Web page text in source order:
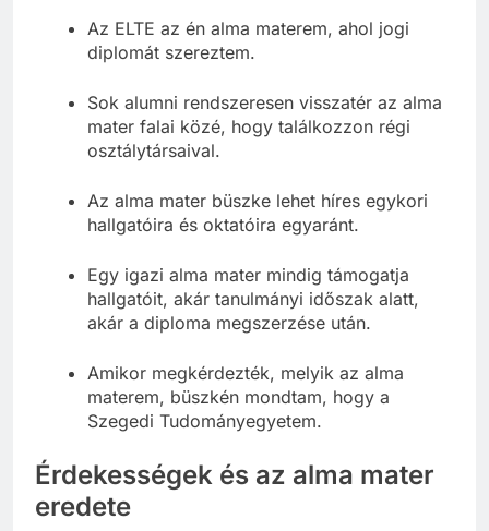
Az ELTE az én alma materem, ahol jogi
diplomát szereztem.
Sok alumni rendszeresen visszatér az alma
mater falai közé, hogy találkozzon régi
osztálytársaival.
Az alma mater büszke lehet híres egykori
hallgatóira és oktatóira egyaránt.
Egy igazi alma mater mindig támogatja
hallgatóit, akár tanulmányi időszak alatt,
akár a diploma megszerzése után.
Amikor megkérdezték, melyik az alma
materem, büszkén mondtam, hogy a
Szegedi Tudományegyetem.
Érdekességek és az alma mater
eredete